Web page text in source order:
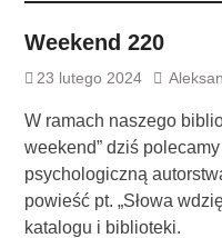
Weekend 220
23 lutego 2024
W ramach naszego
weekend” dziś
psychologiczną
powieść pt. „Słowa
katalogu i biblioteki.